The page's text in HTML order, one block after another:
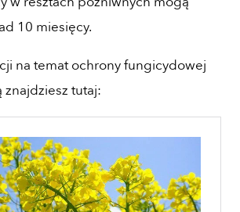
10 miesięcy.
na temat ochrony fungicydowej
tutaj: